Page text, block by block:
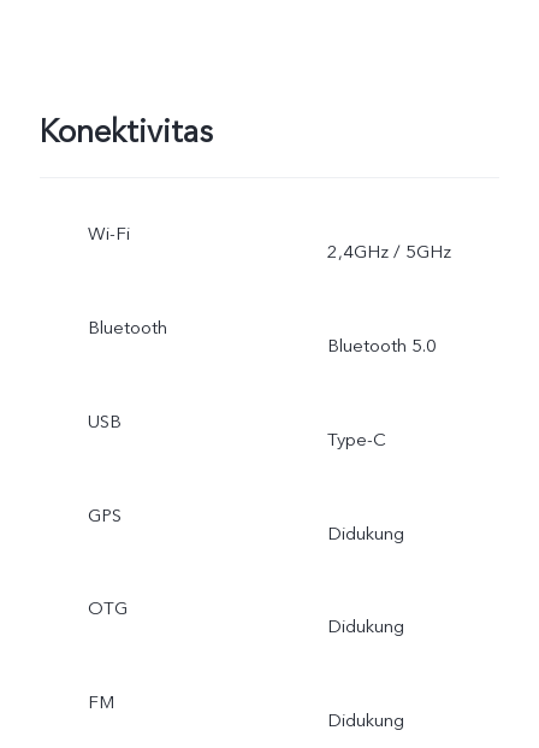
Konektivitas
Wi-Fi
2,4GHz / 5GHz
Bluetooth
Bluetooth 5.0
USB
Type-C
GPS
Didukung
OTG
Didukung
FM
Didukung